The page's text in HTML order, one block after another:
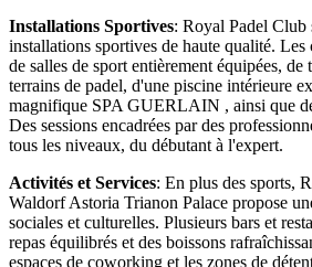
Installations Sportives: Royal Padel Club
installations sportives de haute qualité.
de salles de sport entièrement équipées, de
terrains de padel, d'une piscine intérieure
magnifique SPA GUERLAIN , ainsi que
Des sessions encadrées par des
tous les niveaux, du débutant à l'expert.
Activités et Services: En plus des sports,
Waldorf Astoria Trianon Palace propose
sociales et culturelles. Plusieurs bars et
repas équilibrés et des boissons
espaces de coworking et les zones de